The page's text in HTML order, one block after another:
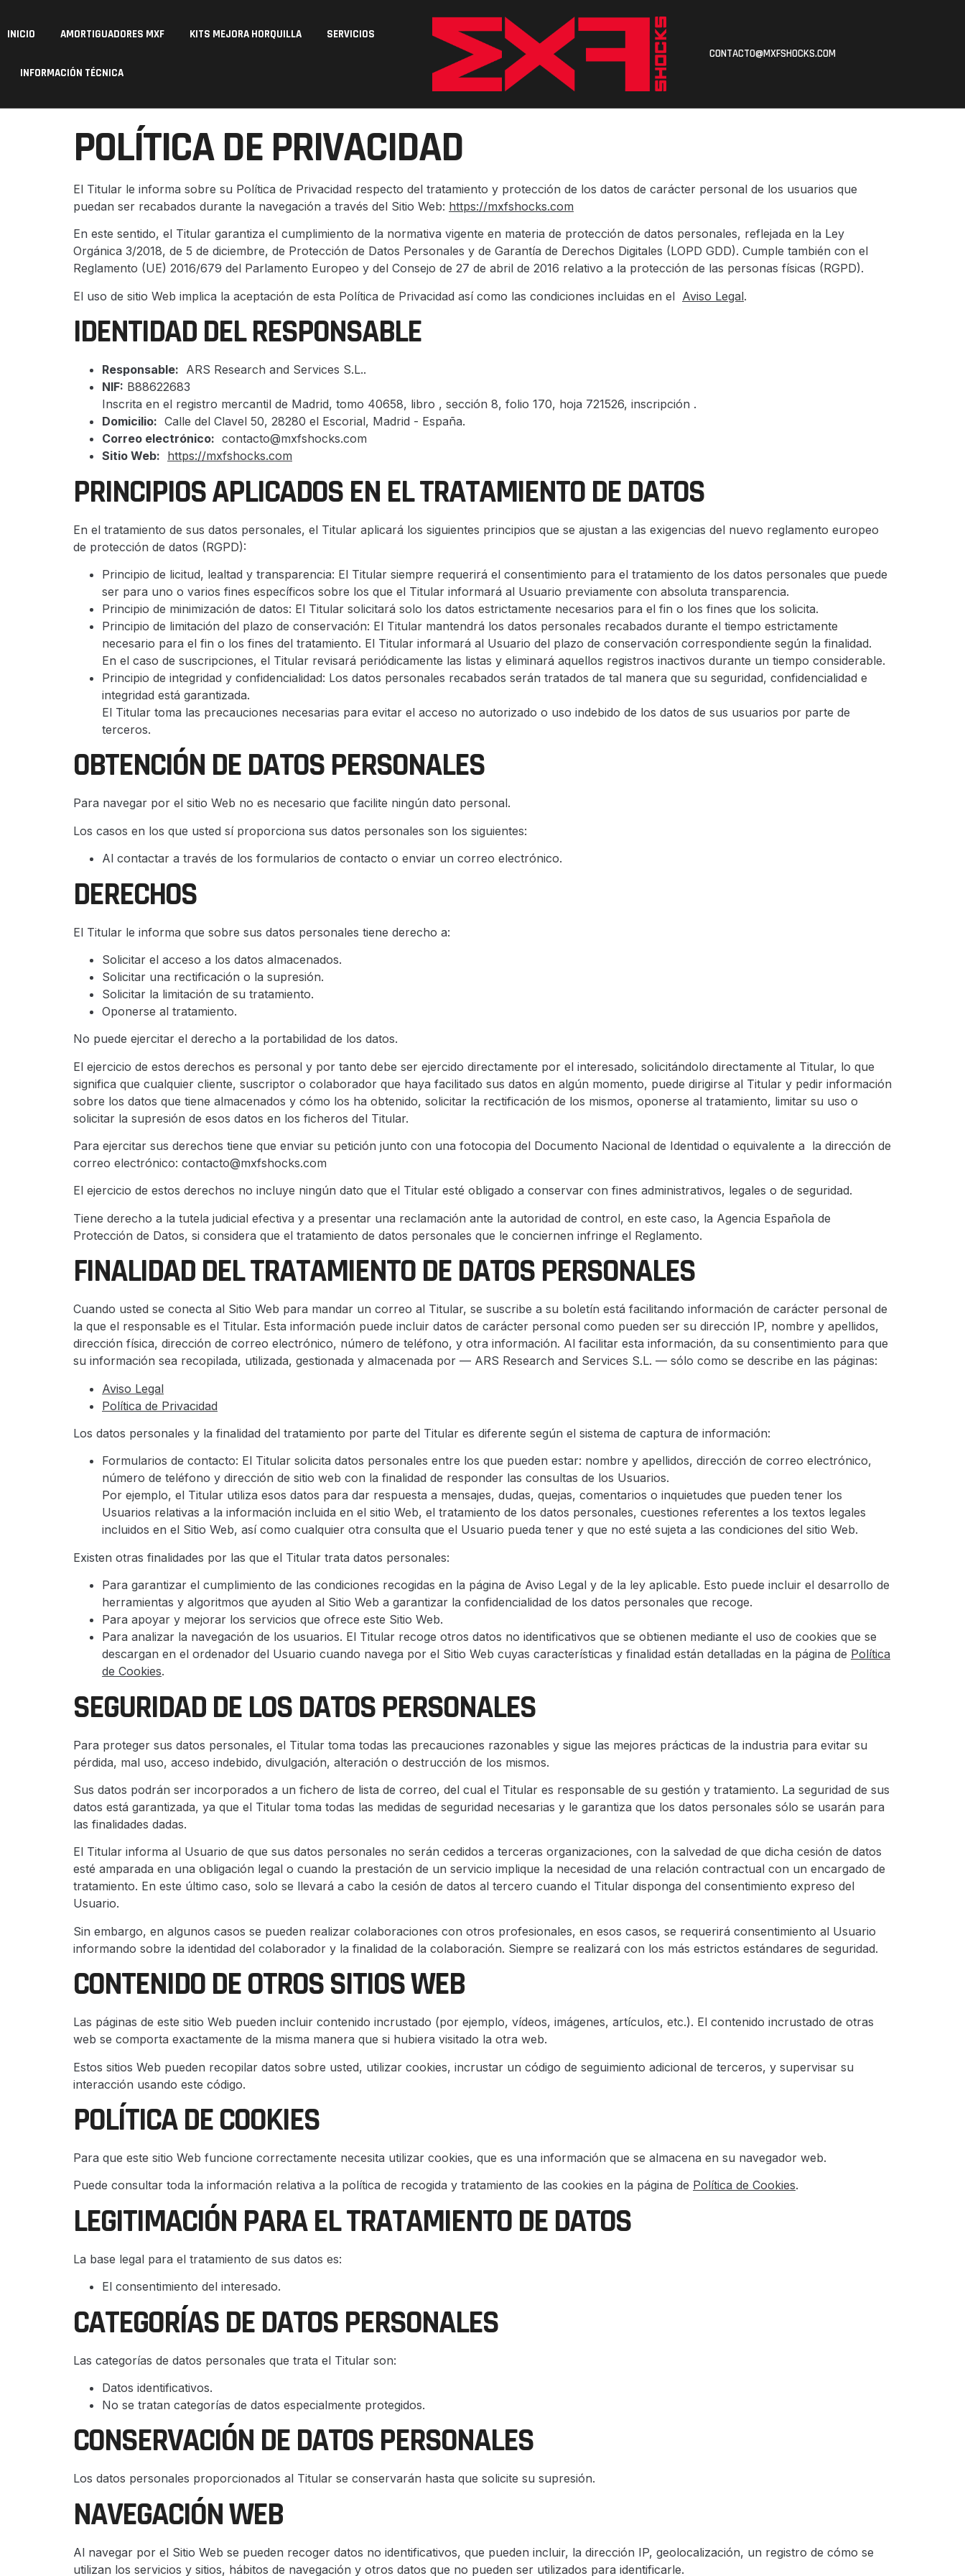
INICIO AMORTIGUADORES MXF KITS MEJORA HORQUILLA SERVICIOS
INFORMACIÓN TÉCNICA
CONTACTO@MXFSHOCKS.COM
POLÍTICA DE PRIVACIDAD
El Titular le informa sobre su Política de Privacidad respecto del tratamiento y protección de los datos de carácter personal de los usuarios que
puedan ser recabados durante la navegación a través del Sitio Web: https://mxfshocks.com
En este sentido, el Titular garantiza el cumplimiento de la normativa vigente en materia de protección de datos personales, reflejada en la Ley
Orgánica 3/2018, de 5 de diciembre, de Protección de Datos Personales y de Garantía de Derechos Digitales (LOPD GDD). Cumple también con el
Reglamento (UE) 2016/679 del Parlamento Europeo y del Consejo de 27 de abril de 2016 relativo a la protección de las personas físicas (RGPD).
El uso de sitio Web implica la aceptación de esta Política de Privacidad así como las condiciones incluidas en el Aviso Legal.
IDENTIDAD DEL RESPONSABLE
Responsable: ARS Research and Services S.L..
NIF: B88622683
Inscrita en el registro mercantil de Madrid, tomo 40658, libro , sección 8, folio 170, hoja 721526, inscripción .
Domicilio: Calle del Clavel 50, 28280 el Escorial, Madrid - España.
Correo electrónico: contacto@mxfshocks.com
Sitio Web: https://mxfshocks.com
PRINCIPIOS APLICADOS EN EL TRATAMIENTO DE DATOS
En el tratamiento de sus datos personales, el Titular aplicará los siguientes principios que se ajustan a las exigencias del nuevo reglamento europeo
de protección de datos (RGPD):
Principio de licitud, lealtad y transparencia: El Titular siempre requerirá el consentimiento para el tratamiento de los datos personales que puede
ser para uno o varios fines específicos sobre los que el Titular informará al Usuario previamente con absoluta transparencia.
Principio de minimización de datos: El Titular solicitará solo los datos estrictamente necesarios para el fin o los fines que los solicita.
Principio de limitación del plazo de conservación: El Titular mantendrá los datos personales recabados durante el tiempo estrictamente
necesario para el fin o los fines del tratamiento. El Titular informará al Usuario del plazo de conservación correspondiente según la finalidad.
En el caso de suscripciones, el Titular revisará periódicamente las listas y eliminará aquellos registros inactivos durante un tiempo considerable.
Principio de integridad y confidencialidad: Los datos personales recabados serán tratados de tal manera que su seguridad, confidencialidad e
integridad está garantizada.
El Titular toma las precauciones necesarias para evitar el acceso no autorizado o uso indebido de los datos de sus usuarios por parte de
terceros.
OBTENCIÓN DE DATOS PERSONALES
Para navegar por el sitio Web no es necesario que facilite ningún dato personal.
Los casos en los que usted sí proporciona sus datos personales son los siguientes:
Al contactar a través de los formularios de contacto o enviar un correo electrónico.
DERECHOS
El Titular le informa que sobre sus datos personales tiene derecho a:
Solicitar el acceso a los datos almacenados.
Solicitar una rectificación o la supresión.
Solicitar la limitación de su tratamiento.
Oponerse al tratamiento.
No puede ejercitar el derecho a la portabilidad de los datos.
El ejercicio de estos derechos es personal y por tanto debe ser ejercido directamente por el interesado, solicitándolo directamente al Titular, lo que
significa que cualquier cliente, suscriptor o colaborador que haya facilitado sus datos en algún momento, puede dirigirse al Titular y pedir información
sobre los datos que tiene almacenados y cómo los ha obtenido, solicitar la rectificación de los mismos, oponerse al tratamiento, limitar su uso o
solicitar la supresión de esos datos en los ficheros del Titular.
Para ejercitar sus derechos tiene que enviar su petición junto con una fotocopia del Documento Nacional de Identidad o equivalente a la dirección de
correo electrónico: contacto@mxfshocks.com
El ejercicio de estos derechos no incluye ningún dato que el Titular esté obligado a conservar con fines administrativos, legales o de seguridad.
Tiene derecho a la tutela judicial efectiva y a presentar una reclamación ante la autoridad de control, en este caso, la Agencia Española de
Protección de Datos, si considera que el tratamiento de datos personales que le conciernen infringe el Reglamento.
FINALIDAD DEL TRATAMIENTO DE DATOS PERSONALES
Cuando usted se conecta al Sitio Web para mandar un correo al Titular, se suscribe a su boletín está facilitando información de carácter personal de
la que el responsable es el Titular. Esta información puede incluir datos de carácter personal como pueden ser su dirección IP, nombre y apellidos,
dirección física, dirección de correo electrónico, número de teléfono, y otra información. Al facilitar esta información, da su consentimiento para que
su información sea recopilada, utilizada, gestionada y almacenada por — ARS Research and Services S.L. — sólo como se describe en las páginas:
Aviso Legal
Política de Privacidad
Los datos personales y la finalidad del tratamiento por parte del Titular es diferente según el sistema de captura de información:
Formularios de contacto: El Titular solicita datos personales entre los que pueden estar: nombre y apellidos, dirección de correo electrónico,
número de teléfono y dirección de sitio web con la finalidad de responder las consultas de los Usuarios.
Por ejemplo, el Titular utiliza esos datos para dar respuesta a mensajes, dudas, quejas, comentarios o inquietudes que pueden tener los
Usuarios relativas a la información incluida en el sitio Web, el tratamiento de los datos personales, cuestiones referentes a los textos legales
incluidos en el Sitio Web, así como cualquier otra consulta que el Usuario pueda tener y que no esté sujeta a las condiciones del sitio Web.
Existen otras finalidades por las que el Titular trata datos personales:
Para garantizar el cumplimiento de las condiciones recogidas en la página de Aviso Legal y de la ley aplicable. Esto puede incluir el desarrollo de
herramientas y algoritmos que ayuden al Sitio Web a garantizar la confidencialidad de los datos personales que recoge.
Para apoyar y mejorar los servicios que ofrece este Sitio Web.
Para analizar la navegación de los usuarios. El Titular recoge otros datos no identificativos que se obtienen mediante el uso de cookies que se
descargan en el ordenador del Usuario cuando navega por el Sitio Web cuyas características y finalidad están detalladas en la página de Política
de Cookies.
SEGURIDAD DE LOS DATOS PERSONALES
Para proteger sus datos personales, el Titular toma todas las precauciones razonables y sigue las mejores prácticas de la industria para evitar su
pérdida, mal uso, acceso indebido, divulgación, alteración o destrucción de los mismos.
Sus datos podrán ser incorporados a un fichero de lista de correo, del cual el Titular es responsable de su gestión y tratamiento. La seguridad de sus
datos está garantizada, ya que el Titular toma todas las medidas de seguridad necesarias y le garantiza que los datos personales sólo se usarán para
las finalidades dadas.
El Titular informa al Usuario de que sus datos personales no serán cedidos a terceras organizaciones, con la salvedad de que dicha cesión de datos
esté amparada en una obligación legal o cuando la prestación de un servicio implique la necesidad de una relación contractual con un encargado de
tratamiento. En este último caso, solo se llevará a cabo la cesión de datos al tercero cuando el Titular disponga del consentimiento expreso del
Usuario.
Sin embargo, en algunos casos se pueden realizar colaboraciones con otros profesionales, en esos casos, se requerirá consentimiento al Usuario
informando sobre la identidad del colaborador y la finalidad de la colaboración. Siempre se realizará con los más estrictos estándares de seguridad.
CONTENIDO DE OTROS SITIOS WEB
Las páginas de este sitio Web pueden incluir contenido incrustado (por ejemplo, vídeos, imágenes, artículos, etc.). El contenido incrustado de otras
web se comporta exactamente de la misma manera que si hubiera visitado la otra web.
Estos sitios Web pueden recopilar datos sobre usted, utilizar cookies, incrustar un código de seguimiento adicional de terceros, y supervisar su
interacción usando este código.
POLÍTICA DE COOKIES
Para que este sitio Web funcione correctamente necesita utilizar cookies, que es una información que se almacena en su navegador web.
Puede consultar toda la información relativa a la política de recogida y tratamiento de las cookies en la página de Política de Cookies.
LEGITIMACIÓN PARA EL TRATAMIENTO DE DATOS
La base legal para el tratamiento de sus datos es:
El consentimiento del interesado.
CATEGORÍAS DE DATOS PERSONALES
Las categorías de datos personales que trata el Titular son:
Datos identificativos.
No se tratan categorías de datos especialmente protegidos.
CONSERVACIÓN DE DATOS PERSONALES
Los datos personales proporcionados al Titular se conservarán hasta que solicite su supresión.
NAVEGACIÓN WEB
Al navegar por el Sitio Web se pueden recoger datos no identificativos, que pueden incluir, la dirección IP, geolocalización, un registro de cómo se
utilizan los servicios y sitios, hábitos de navegación y otros datos que no pueden ser utilizados para identificarle.